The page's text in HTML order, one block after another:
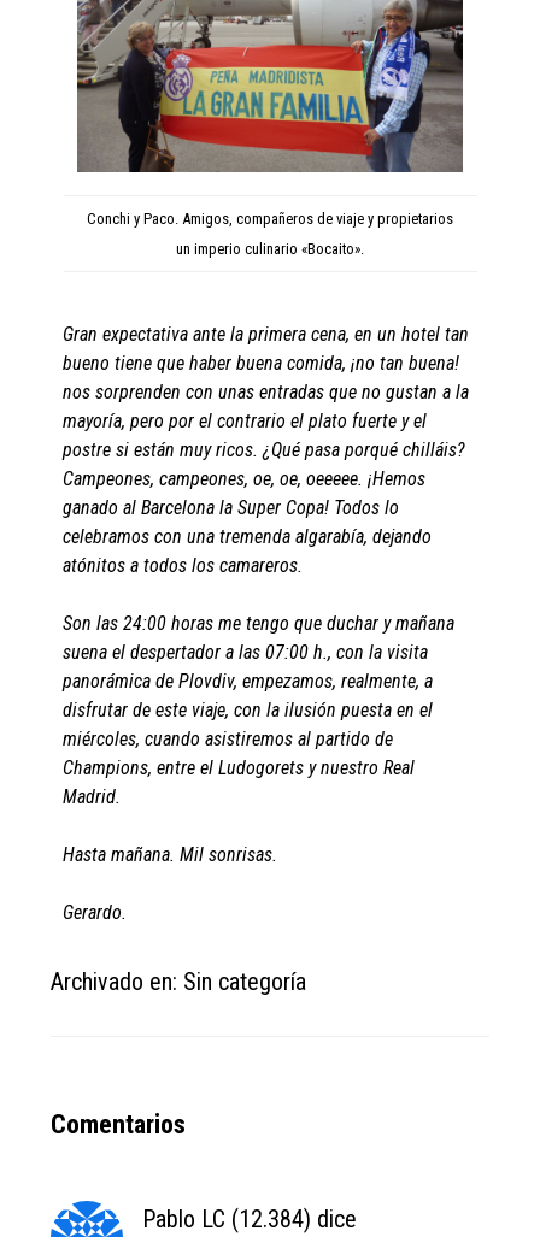
Conchi y Paco. Amigos, compañeros de viaje y propietarios
un imperio culinario «Bocaito».
Gran expectativa ante la primera cena, en un hotel tan
bueno tiene que haber buena comida, ¡no tan buena!
nos sorprenden con unas entradas que no gustan a la
mayoría, pero por el contrario el plato fuerte y el
postre si están muy ricos. ¿Qué pasa porqué chilláis?
Campeones, campeones, oe, oe, oeeeee. ¡Hemos
ganado al Barcelona la Super Copa! Todos lo
celebramos con una tremenda algarabía, dejando
atónitos a todos los camareros.
Son las 24:00 horas me tengo que duchar y mañana
suena el despertador a las 07:00 h., con la visita
panorámica de Plovdiv, empezamos, realmente, a
disfrutar de este viaje, con la ilusión puesta en el
miércoles, cuando asistiremos al partido de
Champions, entre el Ludogorets y nuestro Real
Madrid.
Hasta mañana. Mil sonrisas.
Gerardo.
Archivado en: Sin categoría
Reader
Comentarios
Pablo LC (12.384) dice